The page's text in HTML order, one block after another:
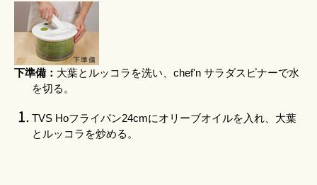
下準備： 大葉とルッコラを洗い、 chef'n サラダスピナーで水
を切る。
TVS Hoフライパン24cmにオリーブオイルを入れ、大葉
とルッコラを炒める。